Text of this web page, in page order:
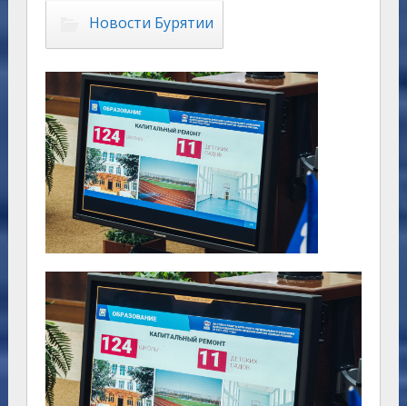
Новости Бурятии